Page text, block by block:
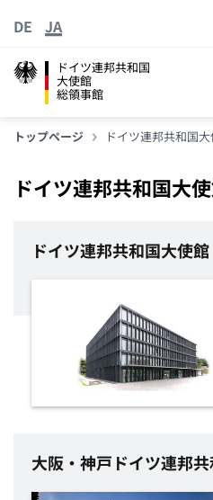
ドイツ連邦共和国
大使館
総領事館
DE JA
トップページ ドイツ連邦共和国
ドイツ連邦共和国大
ドイツ連邦共和国大使館
大阪・神戸ドイツ連邦